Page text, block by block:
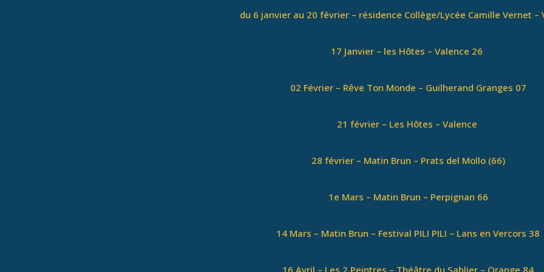
du 6 janvier au 20 février – résidence Collège/Lycée Camille Vernet –
17 Janvier – les Hôtes – Valence 26
02 Février – Rêve Ton Monde – Guilherand Granges 07
21 février – Les Hôtes – Valence
28 février – Matin Brun – Prats del Mollo (66)
1e Mars – Matin Brun – Perpignan 66
14 Mars – Matin Brun – Festival PILI PILI – Lans en Vercors 38
16 Avril – Les 2 Peintres – Théâtre du Sablier – Orange 84